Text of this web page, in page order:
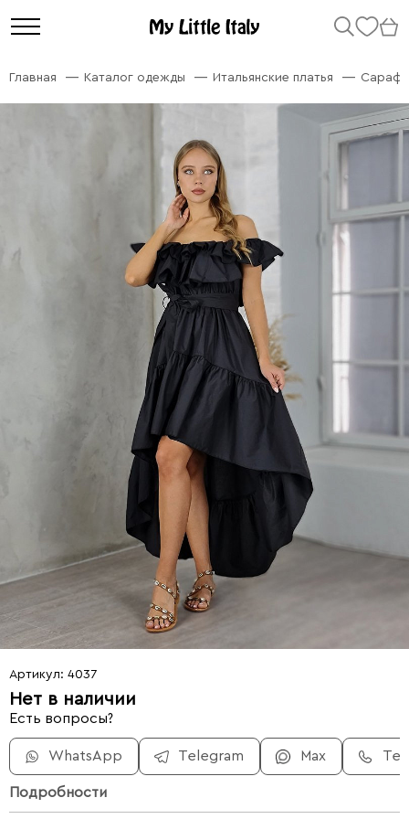
Главная Каталог одежды Итальянские платья
Артикул: 4037
Нет в наличии
Есть вопросы?
WhatsApp Telegram Max
Подробности